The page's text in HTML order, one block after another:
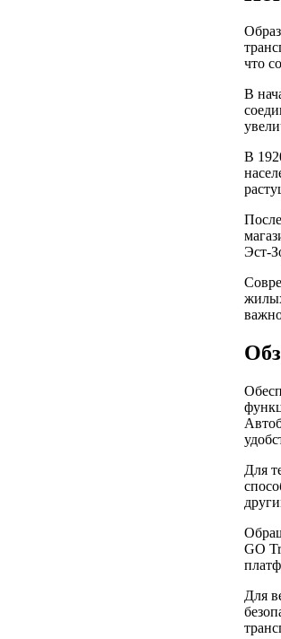
что
В
В
Эст-
Для
GO
Для